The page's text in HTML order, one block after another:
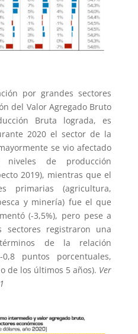
por grandes sectores
del Valor Agregado Bruto
Bruta lograda, es
2020 el sector de la
se vio afectado
de producción
2019), mientras que el
primarias (agricultura,
y minería) fue el que
(-3,5%), pero pese a
sectores registraron una
de la relación
puntos porcentuales,
de los últimos 5 años). Ver